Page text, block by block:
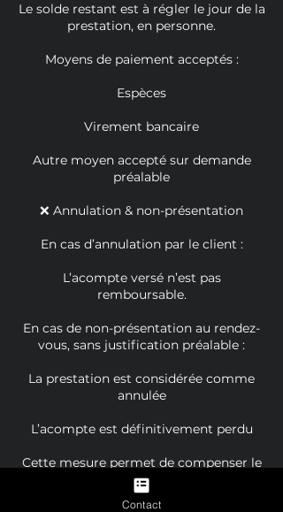
Le solde restant est à régler le jour de la
prestation, en personne.
Moyens de paiement acceptés :
Espèces
Virement bancaire
Autre moyen accepté sur demande
préalable
❌ Annulation & non-présentation
En cas d’annulation par le client :
L’acompte versé n’est pas
remboursable.
En cas de non-présentation au rendez-
vous, sans justification préalable :
La prestation est considérée comme
annulée
L’acompte est définitivement perdu
Cette mesure permet de compenser le
temps réservé et l’indisponibilité du
créneau.
Contact